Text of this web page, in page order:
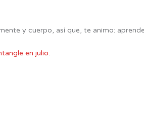
y cuerpo, así que, te animo: